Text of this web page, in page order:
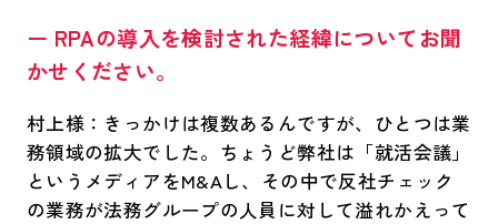
ー RPAの導入を検討された経緯についてお聞
かせください。
村上様：きっかけは複数あるんですが、ひとつは業
務領域の拡大でした。ちょうど弊社は「就活会議」
というメディアをM&Aし、その中で反社チェック
の業務が法務グループの人員に対して溢れかえって